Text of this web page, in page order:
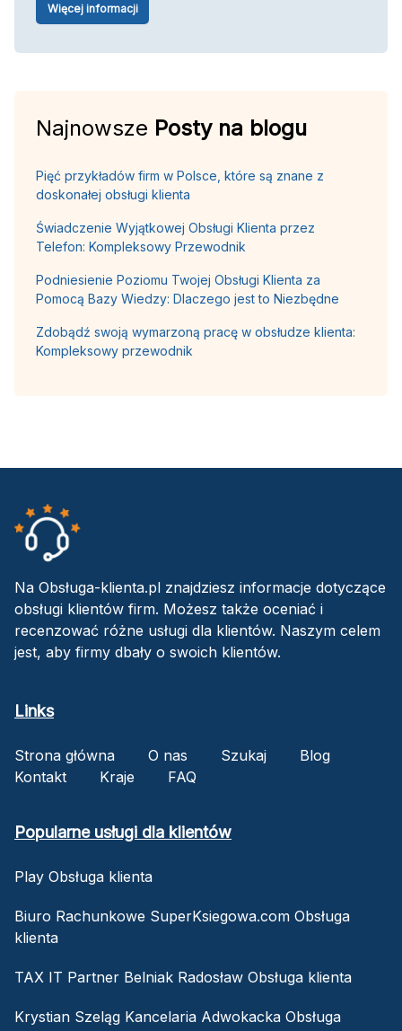
Więcej informacji
Najnowsze Posty na blogu
Pięć przykładów firm w Polsce, które są znane z
doskonałej obsługi klienta
Świadczenie Wyjątkowej Obsługi Klienta przez
Telefon: Kompleksowy Przewodnik
Podniesienie Poziomu Twojej Obsługi Klienta za
Pomocą Bazy Wiedzy: Dlaczego jest to Niezbędne
Zdobądź swoją wymarzoną pracę w obsłudze klienta:
Kompleksowy przewodnik
Na Obsługa-klienta.pl znajdziesz informacje dotyczące
obsługi klientów firm. Możesz także oceniać i
recenzować różne usługi dla klientów. Naszym celem
jest, aby firmy dbały o swoich klientów.
Links
Strona główna O nas Szukaj
Blog
Kontakt
Kraje FAQ
Popularne usługi dla klientów
Play Obsługa klienta
Biuro Rachunkowe SuperKsiegowa.com Obsługa
klienta
TAX IT Partner Belniak Radosław Obsługa klienta
Krystian Szeląg Kancelaria Adwokacka Obsługa